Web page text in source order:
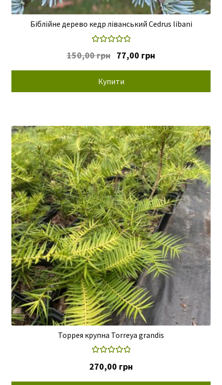
Біблійне дерево кедр ліванський Cedrus libani
5.00
з 5
150,00грн Оригінальна
150,00 грн.
77,00 грн
Купити
Торрея крупна Torreya grandis
5.00з 5
270,00 грн